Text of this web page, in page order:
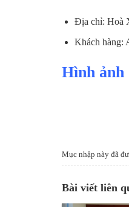
Địa chỉ: Hoà
Khách hàng:
Hình ảnh
Mục nhập này đã
Bài viết liên